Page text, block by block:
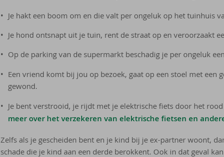
Je hakt een boom om en die valt per ongeluk op het tuinhuis
Je hond ontsnapt uit je tuin, rent de straat op en veroorzaakt
Op de parking van de supermarkt beschadig je per ongeluk
Een vriend komt bij jou op bezoek, gaat op een stoel met een
gewond.
Je bent verstrooid, je rijdt met je elektrische fiets door het
meer over het verzekeren van elektrische fietsen en
Zelfs als je gescheiden bent en je kind bij je ex-partner woont,
schade die je kind aan een derde berokkent. Ook in dat geval